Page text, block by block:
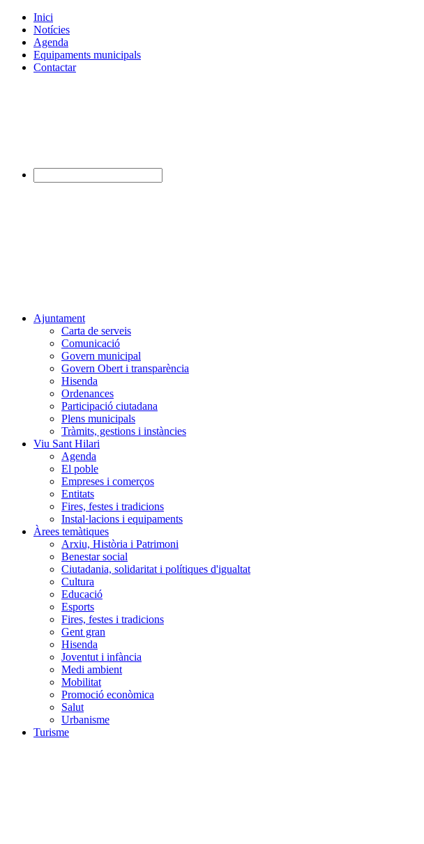
Inici
Notícies
Agenda
Equipaments municipals
Contactar
Ajuntament
Carta de serveis
Comunicació
Govern municipal
Govern Obert i transparència
Hisenda
Ordenances
Participació ciutadana
Plens municipals
Tràmits, gestions i instàncies
Viu Sant Hilari
Agenda
El poble
Empreses i comerços
Entitats
Fires, festes i tradicions
Instal·lacions i equipaments
Àrees temàtiques
Arxiu, Història i Patrimoni
Benestar social
Ciutadania, solidaritat i polítiques d'igualtat
Cultura
Educació
Esports
Fires, festes i tradicions
Gent gran
Hisenda
Joventut i infància
Medi ambient
Mobilitat
Promoció econòmica
Salut
Urbanisme
Turisme